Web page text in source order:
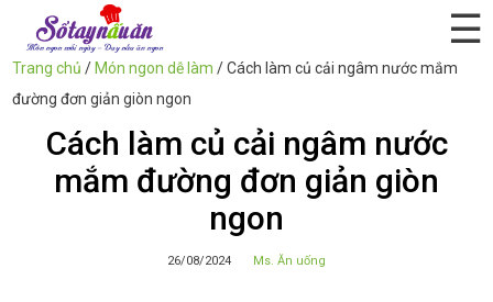
☰
Trang chủ / Món ngon dễ làm /Cách làm củ cải ngâm nước mắm
đường đơn giản giòn ngon
Cách làm củ cải ngâm nước
mắm đường đơn giản giòn
ngon
26/08/2024 Ms. Ăn uống